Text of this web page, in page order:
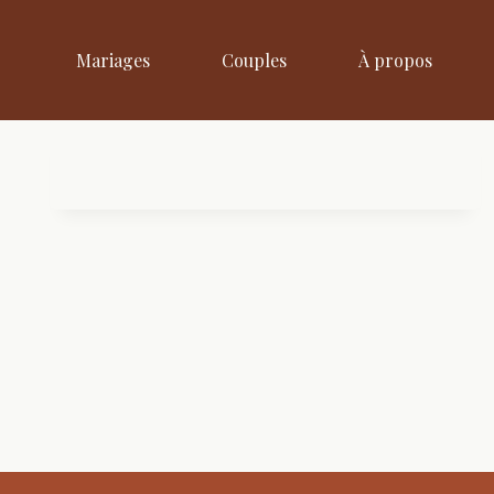
Mariages Couples À propos